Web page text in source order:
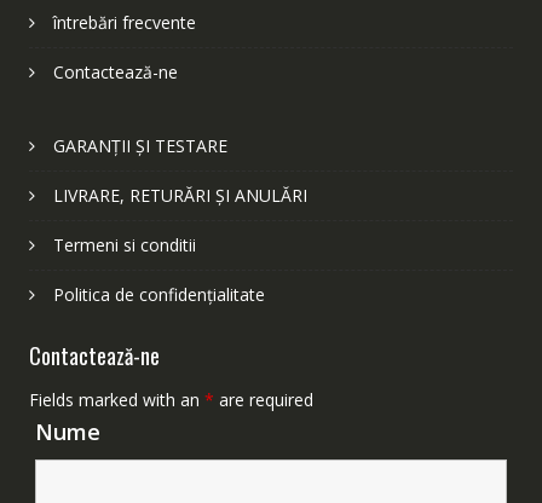
întrebări frecvente
Contactează-ne
GARANȚII ȘI TESTARE
LIVRARE, RETURĂRI ȘI ANULĂRI
Termeni si conditii
Politica de confidențialitate
Contactează-ne
Fields marked with an * are required
Nume